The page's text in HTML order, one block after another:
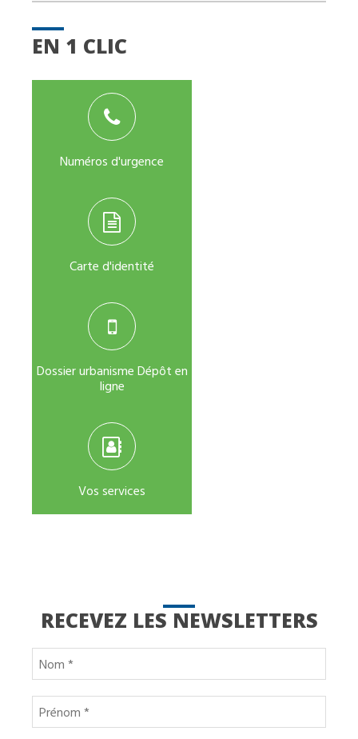
EN 1 CLIC
Numéros d'urgence
Carte d'identité
Dossier urbanisme Dépôt en
ligne
Vos services
RECEVEZ LES NEWSLETTERS